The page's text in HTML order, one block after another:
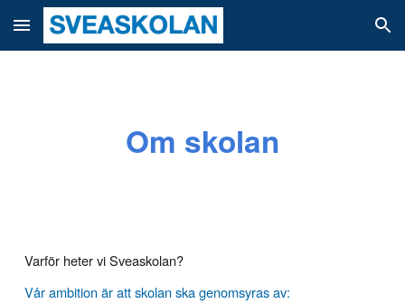
Skip to main content Skip to navigation
Om skolan
Varför heter vi Sveaskolan?
Vår ambition är att skolan ska genomsyras av: